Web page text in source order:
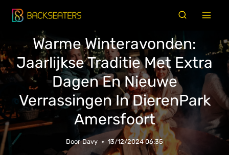
Doorgaan
naar
Warme Winteravonden:
Jaarlijkse Traditie Met Extra
Dagen En Nieuwe
Verrassingen In DierenPark
Amersfoort
Door Davy 13/12/2024 06:35